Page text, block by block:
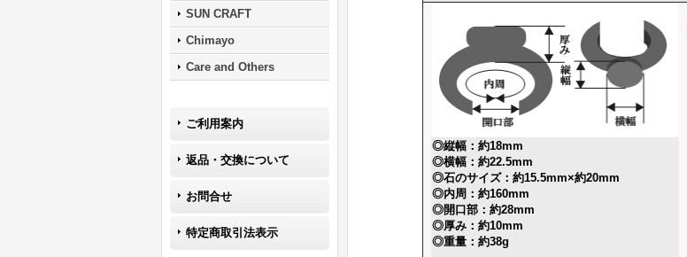
SUN CRAFT
Chimayo
Care and Others
ご利用案内
返品・交換について
お問合せ
特定商取引法表示
◎縦幅：約18mm
◎横幅：約22.5mm
◎石のサイズ：約15.5mm×約20mm
◎内周：約160mm
◎開口部：約28mm
◎厚み：約10mm
◎重量：約38g